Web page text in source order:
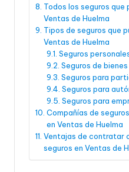
Todos los seguros
Ventas de Huelma
Tipos de seguros que
Ventas de Huelma
Seguros
Seguros de
Seguros para
Seguros para
Seguros para
Compañías de
en Ventas de Huelma
Ventajas de contratar
seguros en Ventas de